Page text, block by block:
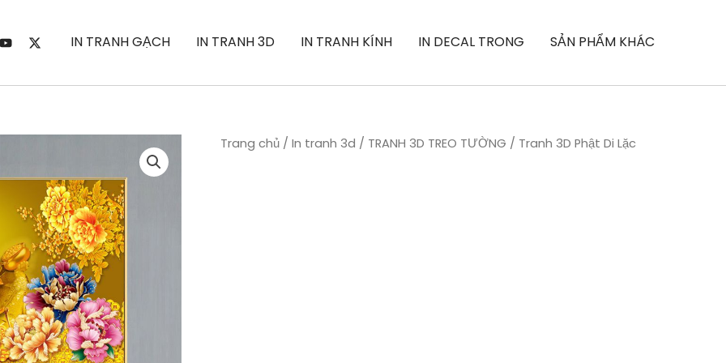
IN TRANH GẠCH IN TRANH 3D IN TRANH KÍNH IN DECAL TRONG SẢN PHẨM KHÁC
Trang chủ / In tranh 3d / TRANH 3D TREO TƯỜNG / Tranh 3D Phật Di Lặc